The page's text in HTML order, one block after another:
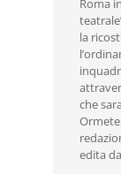
Roma
la
che
edita